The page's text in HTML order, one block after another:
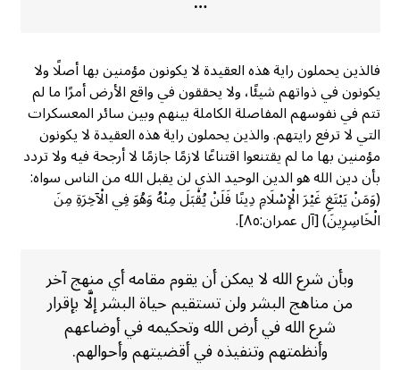
فالذين يحملون راية هذه العقيدة لا يكونون مؤمنين بها أصلًا ولا
يكونون في ذواتهم شيئًا، ولا يحققون في واقع الأرض أمرًا ما لم
تتم في نفوسهم المفاصلة الكاملة بينهم وبين سائر المعسكرات
التي لا ترفع رايتهم. والذين يحملون راية هذه العقيدة لا يكونون
مؤمنين بها ما لم يقتنعوا اقتناعًا لازمًا جازمًا لا أرجحة فيه ولا تردد
بأن دين الله هو الدين الوحيد الذي لن يقبل الله من الناس سواه:
(وَمَنْ يَبْتَغِ غَيْرَ الْإِسْلَامِ دِينًا فَلَنْ يُقْبَلَ مِنْهُ وَهُوَ فِي الْآخِرَةِ مِنَ
الْخَاسِرِينَ) [آل عمران:٨٥].
وبأن شرع الله لا يمكن أن يقوم مقامه أي منهج آخر
من مناهج البشر ولن تستقيم حياة البشر إلَّا بإقرار
شرع الله في أرض الله وتحكيمه في أوضاعهم
وأنظمتهم وتنفيذه في أقضيتهم وأحوالهم.